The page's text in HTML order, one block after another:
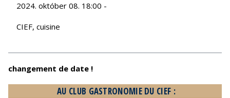
2024. október 08. 18:00 -
CIEF, cuisine
changement de date !
AU CLUB GASTRONOMIE DU CIEF :